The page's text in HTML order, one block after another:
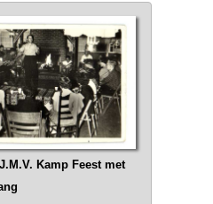
Kamp Feest met